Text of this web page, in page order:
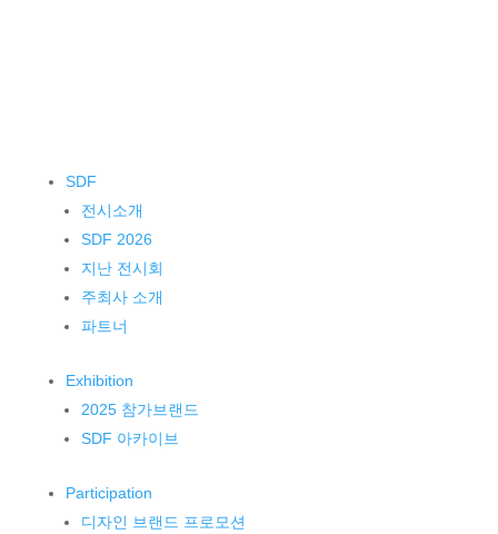
SDF
전시소개
SDF 2026
지난 전시회
주최사 소개
파트너
Exhibition
2025 참가브랜드
SDF 아카이브
Participation
디자인 브랜드 프로모션